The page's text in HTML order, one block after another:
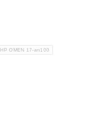
HP OMEN 17-an100